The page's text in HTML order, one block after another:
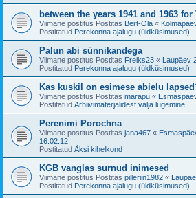
between the years 1941 and 1963
Viimane postitus Postitas Bert-Ola «
Postitatud Perekonna ajalugu (üldküsimused)
Palun abi sünnikandega
Viimane postitus Postitas Freiks23 « Laupäev
Postitatud Perekonna ajalugu (üldküsimused)
Kas kuskil on esimese abielu
Viimane postitus Postitas marapu «
Postitatud Arhiivimaterjalidest välja lugemine
Perenimi Porochna
Viimane postitus Postitas jana467 «
16:02:12
Postitatud Äksi kihelkond
KGB vanglas surnud inimesed
Viimane postitus Postitas pilleriin1982 «
Postitatud Perekonna ajalugu (üldküsimused)